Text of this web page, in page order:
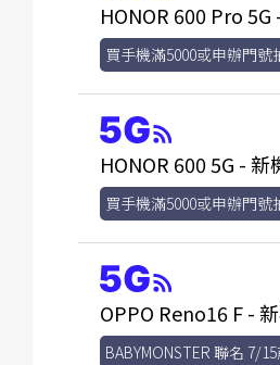
HONOR 600 Pro 5G
買手機滿5000或申辦門號
HONOR 600 5G - 新
買手機滿5000或申辦門號
OPPO Reno16 F -
BABYMONSTER 聯名 7/